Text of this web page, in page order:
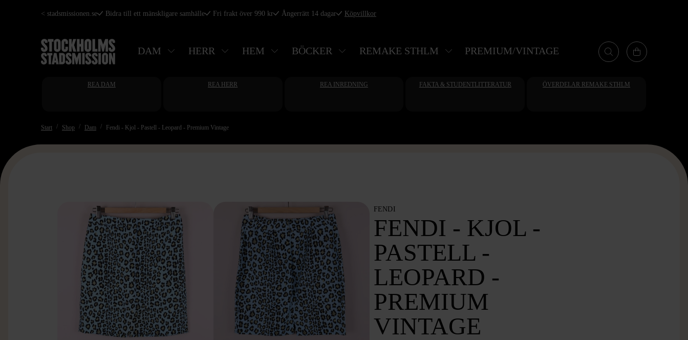
Hoppa
huvudinnehåll
< stadsmissionen.se Bidra till ett mänskligare samhälle Fri frakt över 990 kr Ångerrätt 14 dagar Köpvillkor
DAM HERR HEM BÖCKER REMAKE STHLM PREMIUM/VINTAGE
REA DAM REA HERR REA INREDNING FAKTA & STUDENTLITTERATUR ÖVERDELAR REMAKE STHLM
Start Shop Dam Fendi - Kjol - Pastell - Leopard - Premium Vintage
FENDI
FENDI - KJOL -
PASTELL -
LEOPARD -
PREMIUM
VINTAGE